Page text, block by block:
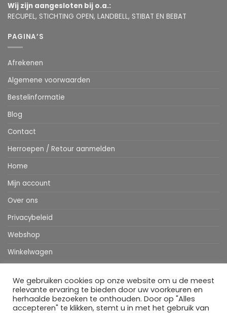
Wij zijn aangesloten bij o.a.:
RECUPEL, STICHTING OPEN, LANDBELL, STIBAT EN BEBAT
PAGINA’S
Afrekenen
Algemene voorwaarden
Bestelinformatie
Blog
Contact
Herroepen / Retour aanmelden
Home
Mijn account
Over ons
Privacybeleid
Webshop
Winkelwagen
Stripe MasterCardIDeal BancontactKlarna
Apple
Pay
HOME WEBSHOP MIJN ACCOUNT BESTELINFORMATIE OVER ONS
BLOG
We gebruiken cookies op onze website om u de meest
relevante ervaring te bieden door uw voorkeuren en
herhaalde bezoeken te onthouden. Door op "Alles
accepteren" te klikken, stemt u in met het gebruik van